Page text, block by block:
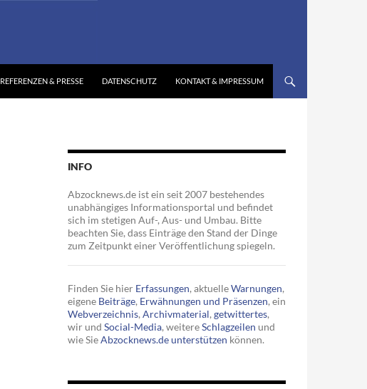
REFERENZEN & PRESSE DATENSCHUTZ KONTAKT & IMPRESSUM
INFO
Abzocknews.de ist ein seit 2007 bestehendes
unabhängiges Informationsportal und befindet
sich im stetigen Auf-, Aus- und Umbau. Bitte
beachten Sie, dass Einträge den Stand der Dinge
zum Zeitpunkt einer Veröffentlichung spiegeln.
Finden Sie hier Erfassungen, aktuelleWarnungen,
eigene Beiträge, Erwähnungen und Präsenzen, ein
Webverzeichnis, Archivmaterial, getwittertes,
wir und Social-Media, weitereSchlagzeilen und
wie SieAbzocknews.de unterstützen können.